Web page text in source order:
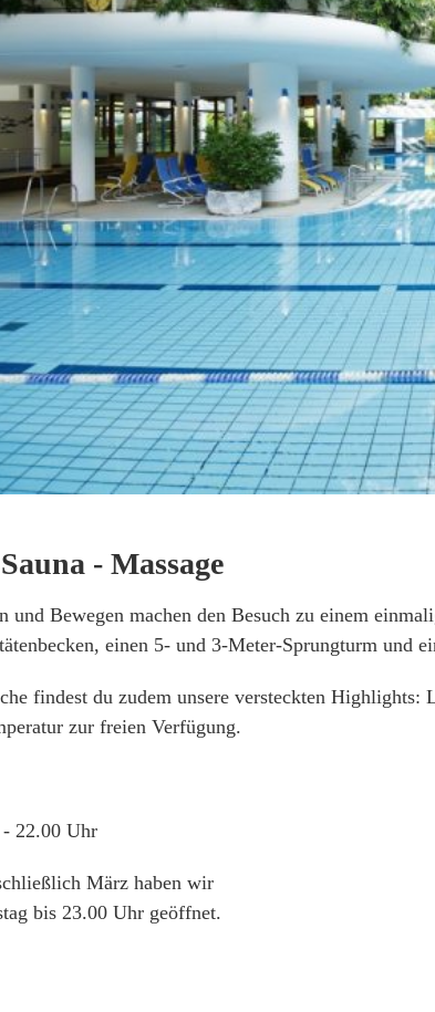
- Massage
und Bewegen machen den Besuch zu einem
einen 5- und 3-Meter-Sprungturm und
findest du zudem unsere versteckten
zur freien Verfügung.
22.00 Uhr
März haben wir
bis 23.00 Uhr geöffnet.